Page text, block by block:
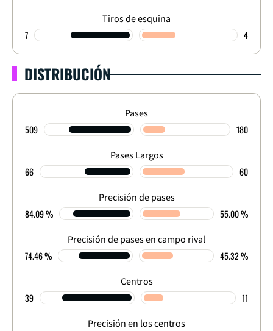
Tiros de esquina
7 4
DISTRIBUCIÓN
Pases
509 180
Pases Largos
66 60
Precisión de pases
84.09 % 55.00 %
Precisión de pases en campo rival
74.46 % 45.32 %
Centros
39 11
Precisión en los centros